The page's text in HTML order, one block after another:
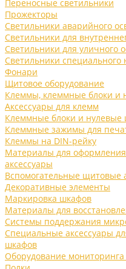
Переносные светильники
Прожекторы
Светильники аварийного
Светильники для
Светильники для уличного
Светильники специального
Фонари
Щитовое оборудование
Клеммы, клеммные блоки и
Аксессуары для клемм
Клеммные блоки и
Клеммные зажимы для
Клеммы на DIN-рейку
Материалы для
аксессуары
Вспомогательные щитовые
Декоративные элементы
Маркировка шкафов
Материалы для
Системы поддержания
Специальные аксессуары
шкафов
Оборудование мониторинга